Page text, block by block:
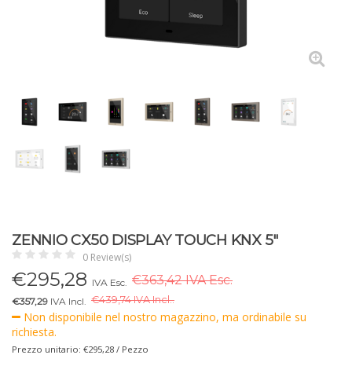
ZENNIO CX50 DISPLAY TOUCH KNX 5"
0 Review(s)
€295,28 IVA Esc. €363,42 IVA Esc.
€357,29 IVA Incl. €439,74 IVA Incl..
Non disponibile nel nostro magazzino, ma ordinabile su
richiesta.
Prezzo unitario: €295,28 / Pezzo